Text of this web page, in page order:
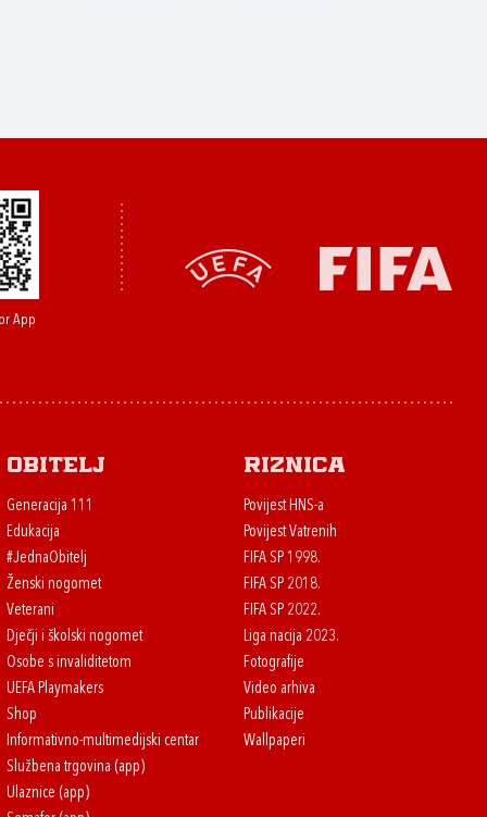
App
Obitelj
Generacija 111
Edukacija
#JednaObitelj
Ženski nogomet
Veterani
Dječji i školski nogomet
Osobe s invaliditetom
UEFA Playmakers
Shop
Informativno-multimedijski centar
Službena trgovina (app)
Ulaznice (app)
Riznica
Povijest HNS-a
Povijest Vatrenih
FIFA SP 1998.
FIFA SP 2018.
FIFA SP 2022.
Liga nacija 2023.
Fotografije
Video arhiva
Publikacije
Wallpaperi